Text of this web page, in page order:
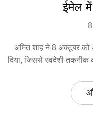
ईमेल में
अमित शाह ने 8 अक्टूबर को
दिया, जिससे स्वदेशी तकनीक